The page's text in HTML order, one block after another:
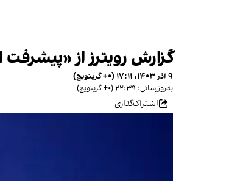
گزارش رویترز از «پیشرفت اندک»
۹ آذر ۱۴۰۳، ۱۷:۱۱ (‎+۰ گرینویچ)
به‌روزرسانی: ۲۲:۳۹ (‎+۰ گرینویچ)
اشتراک‌گذاری